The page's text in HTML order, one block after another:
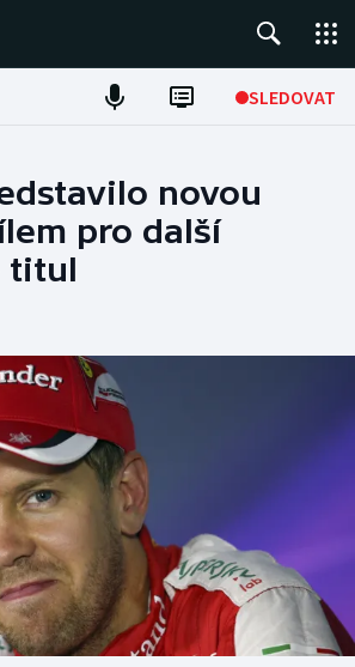
SLEDOVAT
novou
pro další
titul